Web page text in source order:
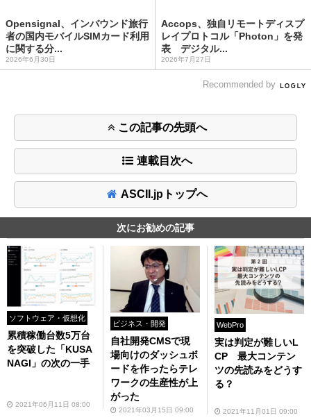
Opensignal、インバウンド旅行
者の国内モバイルSIMカード利用
に関する分...
2026年6月30日
Accops、独自リモートディスプ
レイプロトコル「Photon」を発
表 デジタル...
2026年7月27日
Recommended by
この記事の先頭へ
連載目次へ
ASCII.jpトップへ
次にお勧めの記事
ソフトウェア・仮想化
累積稼働台数5万台
を突破した「KUSA
NAGI」の次の一手
2021年06月11日 08:00
ビジネス・開発
自社開発CMSで現
場向けのダッシュボ
ードを作ったらテレ
ワークの生産性が上
がった
2021年03月15日 09:00
WebPro
実は判定が難しいL
CP 最大コンテン
ツの先読みをどうす
る？
2021年11月01日 09:00